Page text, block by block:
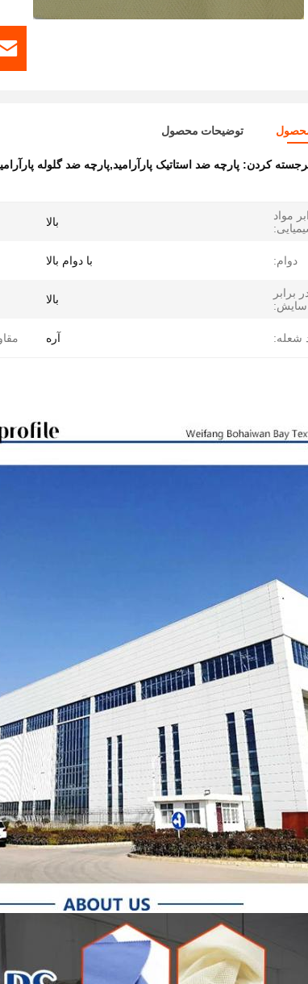
توضیحات محصول
کردن: پارچه ضد استاتیک پارآرامید,پارچه ضد گلوله
مواد
بالا
دوام: با دوام بالا
برابر
سایش:
بالا
شعله: آره